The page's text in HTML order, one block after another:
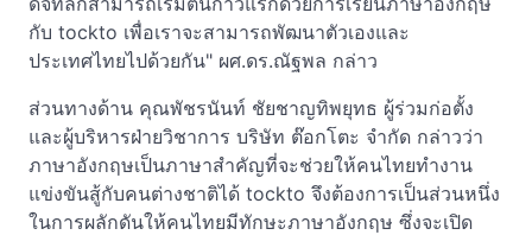
กับ tockto เพื่อเราจะสามารถพัฒนาตัวเองและ
ประเทศไทยไปด้วยกัน" ผศ.ดร.ณัฐพล กล่าว
ส่วนทางด้าน คุณพัชรนันท์ ชัยชาญทิพยุทธ ผู้ร่วมก่อตั้ง
และผู้บริหารฝ่ายวิชาการ บริษัท ต๊อกโตะ จำกัด กล่าวว่า
ภาษาอังกฤษเป็นภาษาสำคัญที่จะช่วยให้คนไทยทำงาน
แข่งขันสู้กับคนต่างชาติได้ tockto จึงต้องการเป็นส่วนหนึ่ง
ในการผลักดันให้คนไทยมีทักษะภาษาอังกฤษ ซึ่งจะเปิด